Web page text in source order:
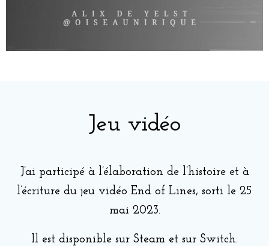
Jeu vidéo
J’ai participé à l’élaboration de l’histoire et à
l’écriture du jeu vidéo End of Lines, sorti le 25
mai 2023.
Il est disponible sur Steam et sur Switch.